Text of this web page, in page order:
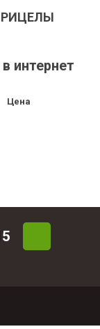
интернет
Цена